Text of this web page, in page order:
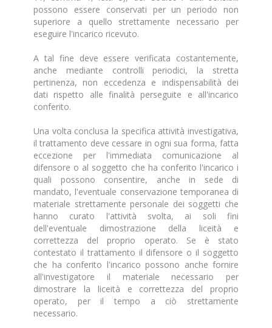
possono essere conservati per un periodo non
superiore a quello strettamente necessario per
eseguire l'incarico ricevuto.
A tal fine deve essere verificata costantemente,
anche mediante controlli periodici, la stretta
pertinenza, non eccedenza e indispensabilità dei
dati rispetto alle finalità perseguite e all'incarico
conferito.
Una volta conclusa la specifica attività investigativa,
il trattamento deve cessare in ogni sua forma, fatta
eccezione per l'immediata comunicazione al
difensore o al soggetto che ha conferito l'incarico i
quali possono consentire, anche in sede di
mandato, l'eventuale conservazione temporanea di
materiale strettamente personale dei soggetti che
hanno curato l'attività svolta, ai soli fini
dell'eventuale dimostrazione della liceità e
correttezza del proprio operato. Se è stato
contestato il trattamento il difensore o il soggetto
che ha conferito l'incarico possono anche fornire
all'investigatore il materiale necessario per
dimostrare la liceità e correttezza del proprio
operato, per il tempo a ciò strettamente
necessario.